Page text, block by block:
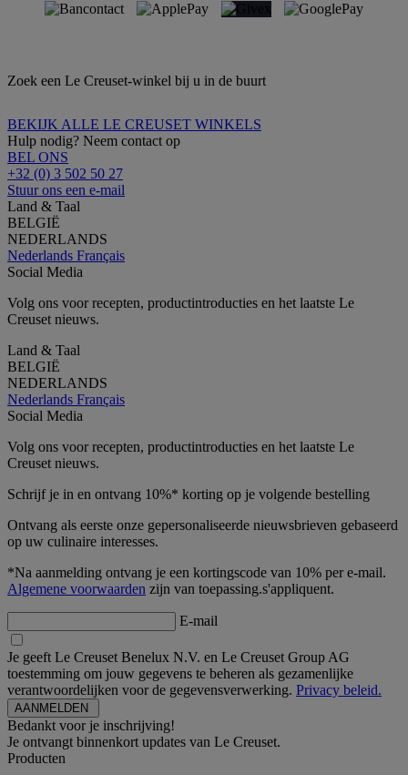
Zoek een Le Creuset-winkel bij u in de buurt
BEKIJK ALLE LE CREUSET WINKELS
Hulp nodig? Neem contact op
BEL ONS
+32 (0) 3 502 50 27
Stuur ons een e-mail
Land & Taal
BELGIË
NEDERLANDS
Nederlands Français
Social Media
Volg ons voor recepten, productintroducties en het laatste Le
Creuset nieuws.
Land & Taal
BELGIË
NEDERLANDS
Nederlands Français
Social Media
Volg ons voor recepten, productintroducties en het laatste Le
Creuset nieuws.
Schrijf je in en ontvang 10%* korting op je volgende bestelling
Ontvang als eerste onze gepersonaliseerde nieuwsbrieven gebaseerd
op uw culinaire interesses.
*Na aanmelding ontvang je een kortingscode van 10% per e-mail.
Algemene voorwaarden zijn van toepassing.s'appliquent.
E-mail
Je geeft Le Creuset Benelux N.V. en Le Creuset Group AG
toestemming om jouw gegevens te beheren als gezamenlijke
verantwoordelijken voor de gegevensverwerking. Privacy beleid.
Bedankt voor je inschrijving!
Je ontvangt binnenkort updates van Le Creuset.
Producten